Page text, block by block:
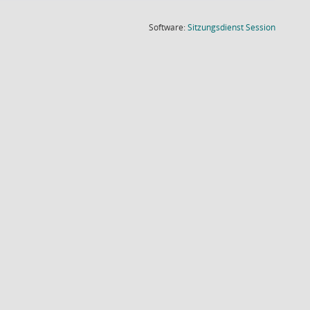
Software:SitzungsdienstSession(Wird in